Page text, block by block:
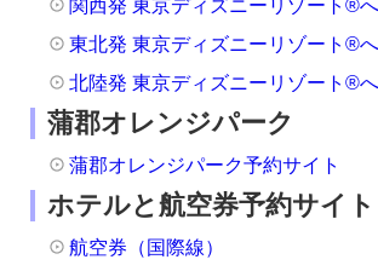
関西発 東京ディズニーリゾート®
東北発 東京ディズニーリゾート®
北陸発 東京ディズニーリゾート®
蒲郡オレンジパーク
蒲郡オレンジパーク予約サイト
ホテルと航空券予約サイト
航空券（国際線）